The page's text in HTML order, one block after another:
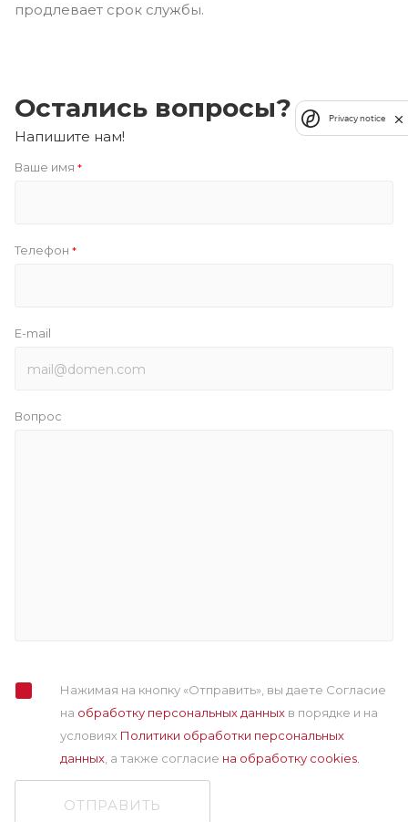
продлевает срок службы.
Остались вопросы?
Напишите нам!
Ваше имя *
Телефон *
E-mail
Вопрос
Нажимая на кнопку «Отправить», вы даете Согласие
на обработку персональных данных в порядке и на
условиях Политики обработки персональных
данных, а также cогласие на обработку cookies.
ОТПРАВИТЬ
Privacy notice